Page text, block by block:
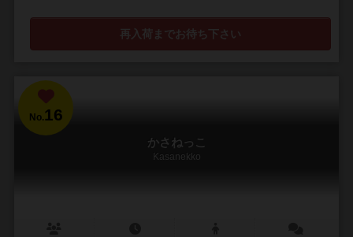
再入荷までお待ち下さい
No. 16
かさねっこ
Kasanekko